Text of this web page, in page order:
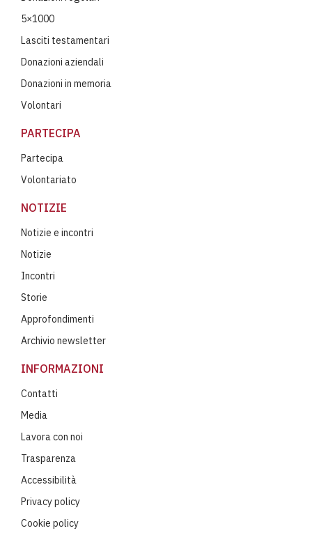
5×1000
Lasciti testamentari
Donazioni aziendali
Donazioni in memoria
Volontari
PARTECIPA
Partecipa
Volontariato
NOTIZIE
Notizie e incontri
Notizie
Incontri
Storie
Approfondimenti
Archivio newsletter
INFORMAZIONI
Contatti
Media
Lavora con noi
Trasparenza
Accessibilità
Privacy policy
Cookie policy